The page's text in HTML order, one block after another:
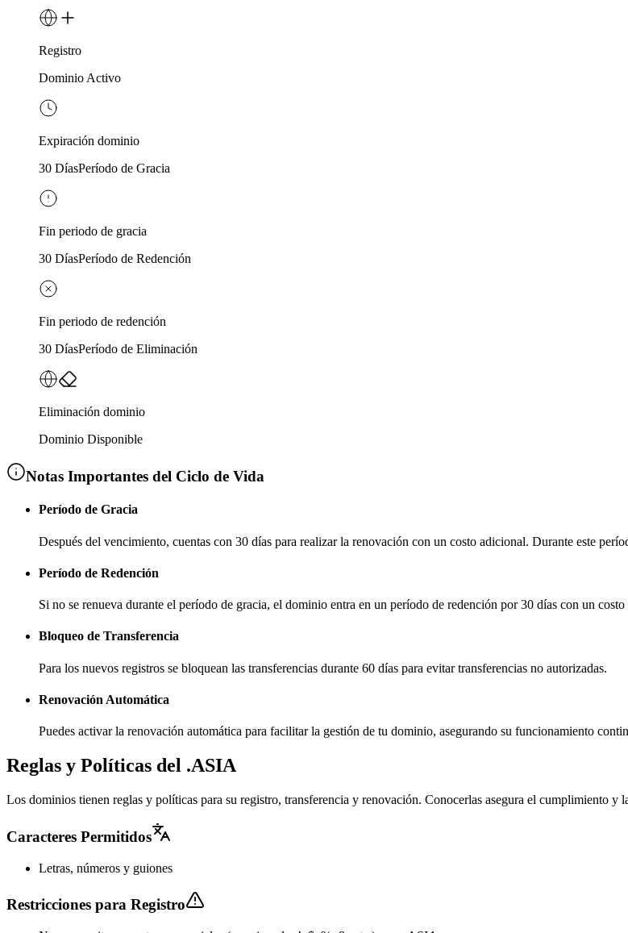
Registro
Dominio Activo
Expiración dominio
30 DíasPeríodo de Gracia
Fin periodo de gracia
30 DíasPeríodo de Redención
Fin periodo de redención
30 DíasPeríodo de Eliminación
Eliminación dominio
Dominio Disponible
Notas Importantes del Ciclo de Vida
Período de Gracia
Después del vencimiento, cuentas con 30 días para realizar la renovación con un costo adicional. Durante este
Período de Redención
Si no se renueva durante el período de gracia, el dominio entra en un período de redención por 30 días con un
Bloqueo de Transferencia
Para los nuevos registros se bloquean las transferencias durante 60 días para evitar transferencias no autorizadas.
Renovación Automática
Puedes activar la renovación automática para facilitar la gestión de tu dominio, asegurando su funcionamiento
Reglas y Políticas del .ASIA
Los dominios tienen reglas y políticas para su registro, transferencia y renovación. Conocerlas asegura el cumplimiento
Caracteres Permitidos
Letras, números y guiones
Restricciones para Registro